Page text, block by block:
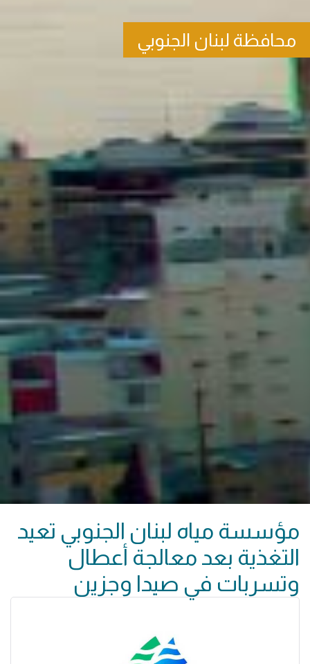
محافظة لبنان الجنوبي
مؤسسة مياه لبنان الجنوبي تعيد
التغذية بعد معالجة أعطال
وتسربات في صيدا وجزين